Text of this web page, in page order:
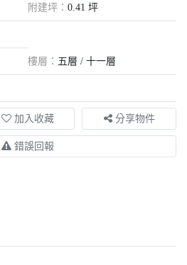
附建坪： 0.41 坪
樓層： 五層 / 十一層
加入收藏 分享物件
錯誤回報